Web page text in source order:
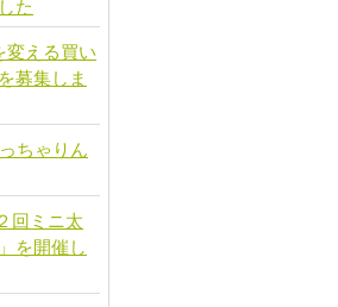
た
変える買い
募集しま
ちゃりん
回ミニ太
を開催し